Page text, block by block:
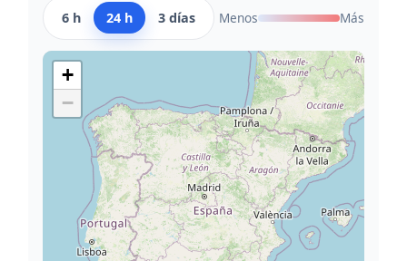
6 h 24 h 3 días Menos Más
+
−